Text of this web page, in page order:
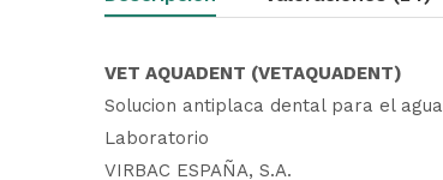
VET AQUADENT (VETAQUADENT)
Solucion antiplaca dental para el
Laboratorio
VIRBAC ESPAÑA, S.A.